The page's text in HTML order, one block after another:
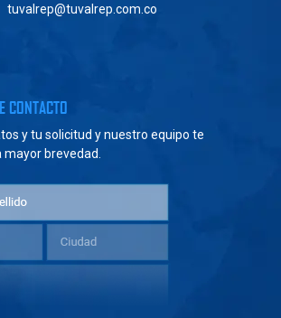
tuvalrep@tuvalrep.com.co
CONTACTO
y tu solicitud y nuestro equipo te
brevedad.